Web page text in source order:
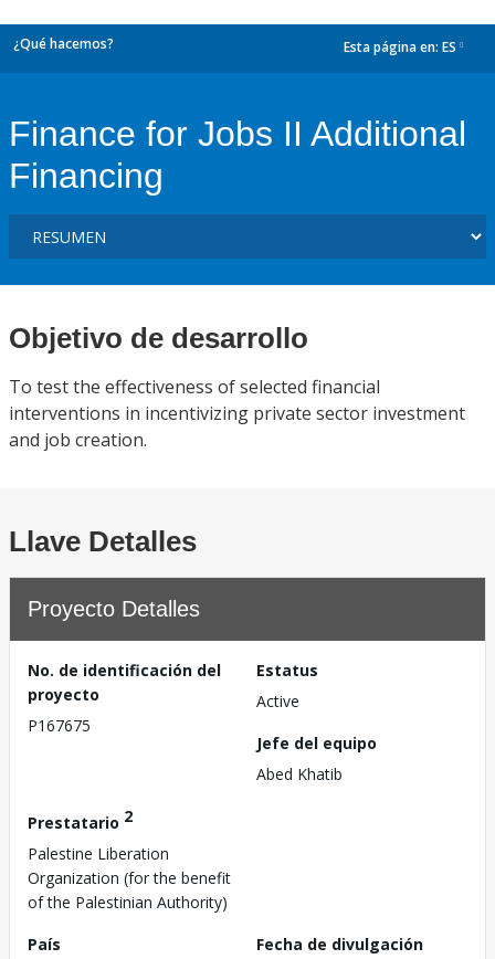
¿Qué hacemos? Esta página en: ES
Finance for Jobs II Additional
Financing
Objetivo de desarrollo
To test the effectiveness of selected financial
interventions in incentivizing private sector investment
and job creation.
Llave Detalles
Proyecto Detalles
No. de identificación del
proyecto
P167675
Estatus
Active
Jefe del equipo
Abed Khatib
Prestatario 2
Palestine Liberation
Organization (for the benefit
of the Palestinian Authority)
País
Fecha de divulgación